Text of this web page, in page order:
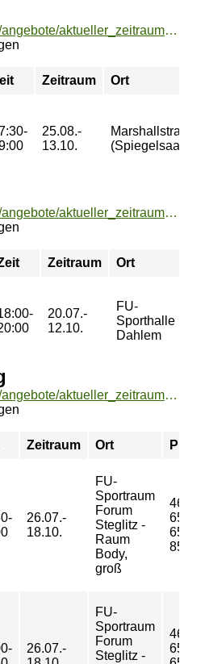
https://www.fu-sport.de/angebote/aktueller_zeitraum/_Jazzdance.html
Zeitraum Ort
25.08.-
13.10.
Marshallstraße
(Spiegelsaal)
https://www.fu-sport.de/angebote/aktueller_zeitraum/_Geraetturnen.html
Zeitraum Ort
20.07.-
12.10.
FU-
Sporthalle
Dahlem
https://www.fu-sport.de/angebote/aktueller_zeitraum/_Cross-Training.html
Zeitraum Ort Preis
26.07.-
18.10.
FU-
Sportraum
Forum
Steglitz -
Raum
Body,
groß
46/
65/
65/
85 €
26.07.-
FU-
Sportraum
Forum
Steglitz -
46/
65/